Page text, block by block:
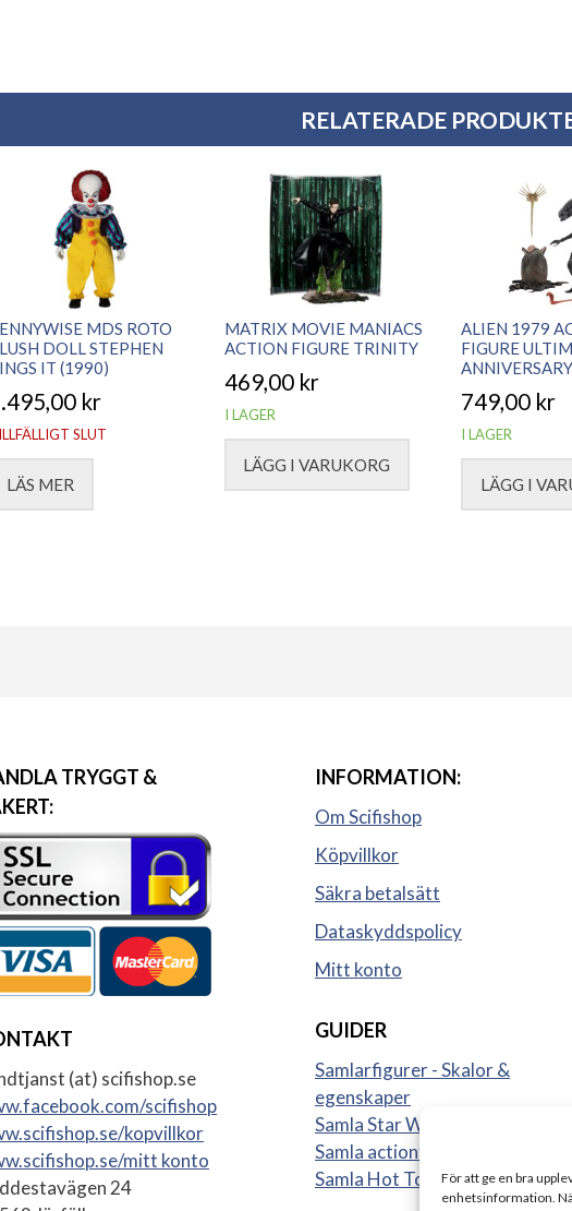
För att ge en bra
enhetsinformation.
RELATERADE
MDS ROTO
DOLL STEPHEN
IT (1990)
kr
SLUT
LÄS MER
MATRIX MOVIE MANIACS
ACTION FIGURE TRINITY
469,00 kr
I LAGER
LÄGG I VARUKORG
ALIEN 1979
FIGURE
749,00 kr
I LAGER
LÄGG I
TRYGGT &
(at) scifishop.se
scifishop
kopvillkor
mitt konto
24
INFORMATION:
Om Scifishop
Köpvillkor
Säkra betalsätt
Dataskyddspolicy
Mitt konto
GUIDER
Samlarfigurer - Skalor &
egenskaper
Samla Star Wars figurer
Samla actionfigurer
Samla Hot Toys